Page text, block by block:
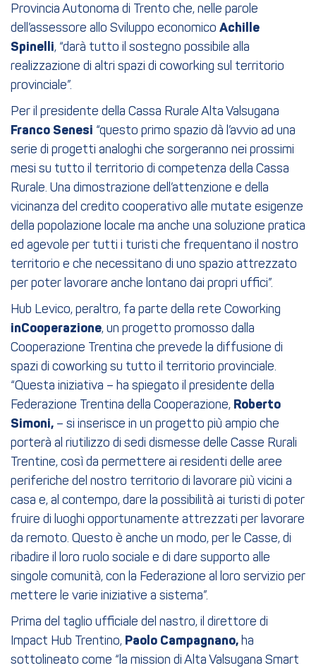
Provincia Autonoma di Trento che, nelle parole
dell’assessore allo Sviluppo economico Achille
Spinelli, “darà tutto il sostegno possibile alla
realizzazione di altri spazi di coworking sul territorio
provinciale”.
Per il presidente della Cassa Rurale Alta Valsugana
Franco Senesi “questo primo spazio dà l’avvio ad una
serie di progetti analoghi che sorgeranno nei prossimi
mesi su tutto il territorio di competenza della Cassa
Rurale. Una dimostrazione dell’attenzione e della
vicinanza del credito cooperativo alle mutate esigenze
della popolazione locale ma anche una soluzione pratica
ed agevole per tutti i turisti che frequentano il nostro
territorio e che necessitano di uno spazio attrezzato
per poter lavorare anche lontano dai propri uffici”.
Hub Levico, peraltro, fa parte della rete Coworking
inCooperazione, un progetto promosso dalla
Cooperazione Trentina che prevede la diffusione di
spazi di coworking su tutto il territorio provinciale.
“Questa iniziativa – ha spiegato il presidente della
Federazione Trentina della Cooperazione, Roberto
Simoni, – si inserisce in un progetto più ampio che
porterà al riutilizzo di sedi dismesse delle Casse Rurali
Trentine, così da permettere ai residenti delle aree
periferiche del nostro territorio di lavorare più vicini a
casa e, al contempo, dare la possibilità ai turisti di poter
fruire di luoghi opportunamente attrezzati per lavorare
da remoto. Questo è anche un modo, per le Casse, di
ribadire il loro ruolo sociale e di dare supporto alle
singole comunità, con la Federazione al loro servizio per
mettere le varie iniziative a sistema”.
Prima del taglio ufficiale del nastro, il direttore di
Impact Hub Trentino, Paolo Campagnano, ha
sottolineato come “la mission di Alta Valsugana Smart